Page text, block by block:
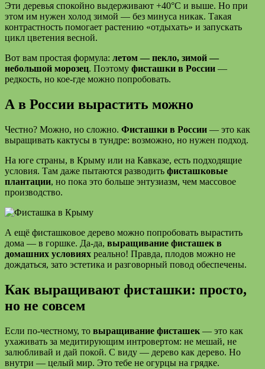
Эти деревья спокойно выдерживают +40°C и выше. Но при
этом им нужен холод зимой — без минуса никак. Такая
контрастность помогает растению «отдыхать» и запускать
цикл цветения весной.
Вот вам простая формула: летом — пекло, зимой —
небольшой морозец. Поэтому фисташки в России —
редкость, но кое-где можно попробовать.
А в России вырастить можно
Честно? Можно, но сложно. Фисташки в России — это как
выращивать кактусы в тундре: возможно, но нужен подход.
На юге страны, в Крыму или на Кавказе, есть подходящие
условия. Там даже пытаются разводить фисташковые
плантации, но пока это больше энтузиазм, чем массовое
производство.
А ещё фисташковое дерево можно попробовать вырастить
дома — в горшке. Да-да, выращивание фисташек в
домашних условиях реально! Правда, плодов можно не
дождаться, зато эстетика и разговорный повод обеспечены.
Как выращивают фисташки: просто,
но не совсем
Если по-честному, то выращивание фисташек — это как
ухаживать за медитирующим интровертом: не мешай, не
залюбливай и дай покой. С виду — дерево как дерево. Но
внутри — целый мир. Это тебе не огурцы на грядке.